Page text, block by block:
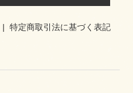
| 特定商取引法に基づく表記